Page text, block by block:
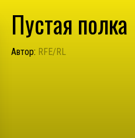
Пустая полка
Автор: RFE/RL